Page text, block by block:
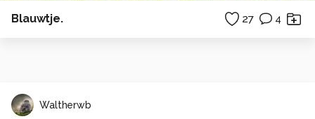
Blauwtje. 27 4
Waltherwb